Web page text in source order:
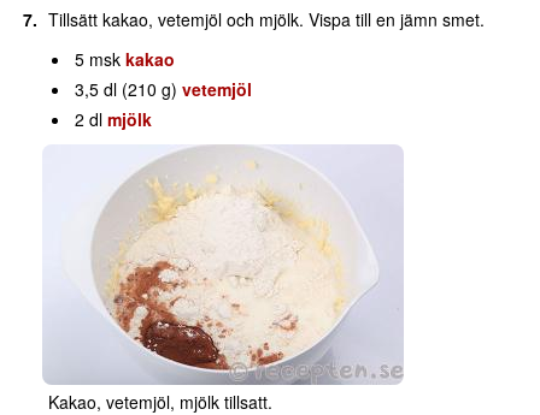
Tillsätt kakao, vetemjöl och mjölk. Vispa till en jämn smet.
5 mskkakao
3,5 dl (210 g)vetemjöl
2 dlmjölk
Kakao, vetemjöl, mjölk tillsatt.